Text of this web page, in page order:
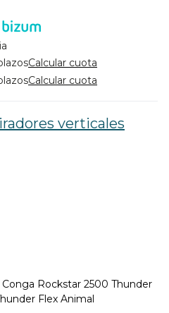
Calcular cuota
Calcular cuota
verticales
Rockstar 2500 Thunder
Flex Animal